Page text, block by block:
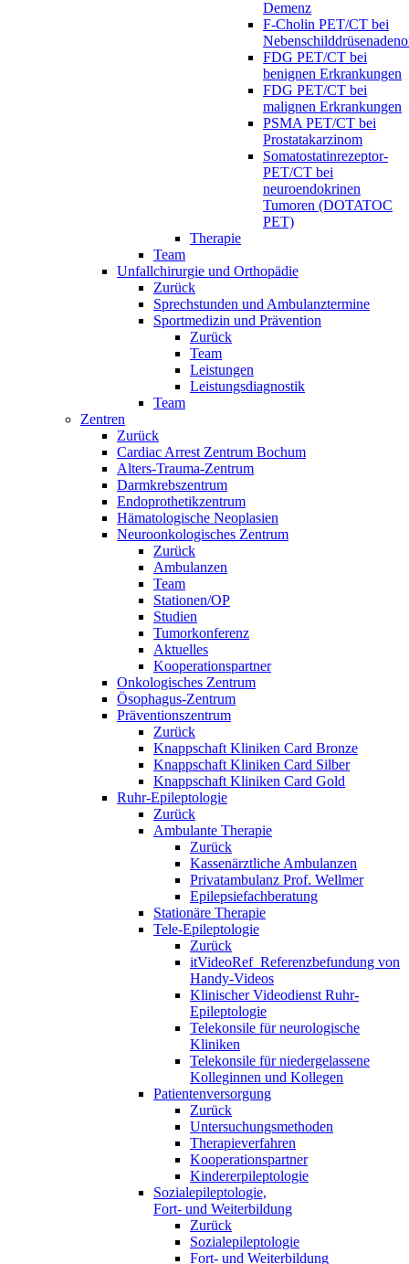
Demenz
F-Cholin PET/CT bei
FDG PET/CT bei
benignen Erkrankungen
FDG PET/CT bei
malignen Erkrankungen
PSMA PET/CT bei
Prostatakarzinom
Somatostatinrezeptor-
PET/CT bei
neuroendokrinen
Tumoren (DOTATOC
PET)
Therapie
Team
Unfallchirurgie und Orthopädie
Zurück
Sprechstunden und Ambulanztermine
Sportmedizin und Prävention
Zurück
Team
Leistungen
Leistungsdiagnostik
Team
Zentren
Zurück
Cardiac Arrest Zentrum Bochum
Alters-Trauma-Zentrum
Darmkrebszentrum
Endoprothetikzentrum
Hämatologische Neoplasien
Neuroonkologisches Zentrum
Zurück
Ambulanzen
Team
Stationen/OP
Studien
Tumorkonferenz
Aktuelles
Kooperationspartner
Onkologisches Zentrum
Ösophagus-Zentrum
Präventionszentrum
Zurück
Knappschaft Kliniken Card Bronze
Knappschaft Kliniken Card Silber
Knappschaft Kliniken Card Gold
Ruhr-Epileptologie
Zurück
Ambulante Therapie
Zurück
Kassenärztliche Ambulanzen
Privatambulanz Prof. Wellmer
Epilepsiefachberatung
Stationäre Therapie
Tele-Epileptologie
Zurück
itVideoRef_Referenzbefundung von
Handy-Videos
Klinischer Videodienst Ruhr-
Epileptologie
Telekonsile für neurologische
Kliniken
Telekonsile für niedergelassene
Kolleginnen und Kollegen
Patientenversorgung
Zurück
Untersuchungsmethoden
Therapieverfahren
Kooperationspartner
Kindererpileptologie
Sozialepileptologie,
Fort- und Weiterbildung
Zurück
Sozialepileptologie
Fort- und Weiterbildung